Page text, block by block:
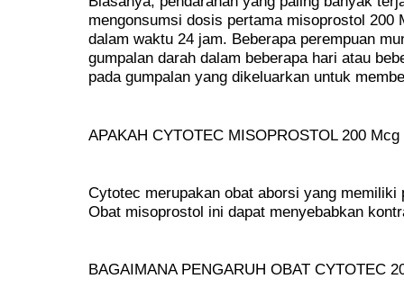
mengonsumsi dosis pertama misoprostol 200
dalam waktu 24 jam. Beberapa perempuan
gumpalan darah dalam beberapa hari atau
pada gumpalan yang dikeluarkan untuk
APAKAH CYTOTEC MISOPROSTOL 200 Mcg
Cytotec merupakan obat aborsi yang
Obat misoprostol ini dapat menyebabkan
BAGAIMANA PENGARUH OBAT CYTOTEC